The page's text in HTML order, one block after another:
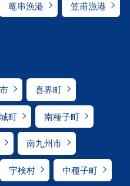
竜串漁港 笠甫漁港
喜界町
町 南種子町
南九州市
宇検村 中種子町